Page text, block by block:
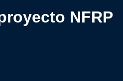
NFRP